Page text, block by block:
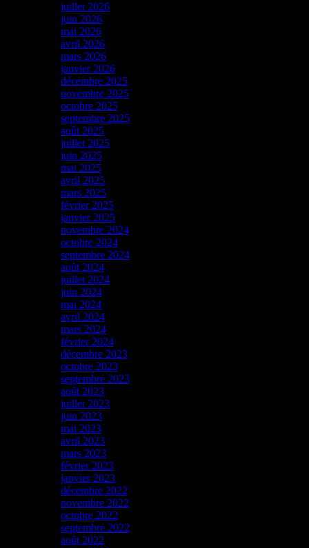
juillet 2026
juin 2026
mai 2026
avril 2026
mars 2026
janvier 2026
décembre 2025
novembre 2025
octobre 2025
septembre 2025
août 2025
juillet 2025
juin 2025
mai 2025
avril 2025
mars 2025
février 2025
janvier 2025
novembre 2024
octobre 2024
septembre 2024
août 2024
juillet 2024
juin 2024
mai 2024
avril 2024
mars 2024
février 2024
décembre 2023
octobre 2023
septembre 2023
août 2023
juillet 2023
juin 2023
mai 2023
avril 2023
mars 2023
février 2023
janvier 2023
décembre 2022
novembre 2022
octobre 2022
septembre 2022
août 2022